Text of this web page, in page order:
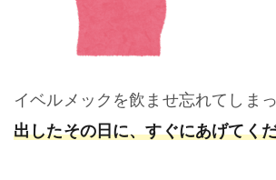
イベルメックを飲ませ忘れてしまっ
出したその日に、すぐにあげてく